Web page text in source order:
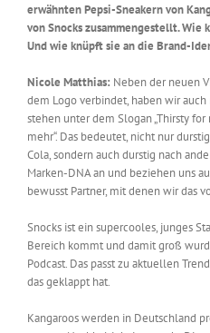
erwähnten Pepsi-Sneakern von
von Snocks zusammengestellt.
Und wie knüpft sie an die Brand-
Nicole Matthias: Neben der neuen
dem Logo verbindet, haben wir
stehen unter dem Slogan „Thirsty for
mehr“. Das bedeutet, nicht nur
Cola, sondern auch durstig nach
Marken-DNA an und beziehen uns
bewusst Partner, mit denen wir das
Snocks ist ein supercooles, junges
Bereich kommt und damit groß
Podcast. Das passt zu aktuellen
das geklappt hat.
Kangaroos werden in Deutschland